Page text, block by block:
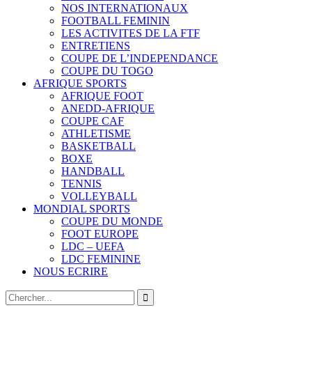
NOS INTERNATIONAUX
FOOTBALL FEMININ
LES ACTIVITES DE LA FTF
ENTRETIENS
COUPE DE L’INDEPENDANCE
COUPE DU TOGO
AFRIQUE SPORTS
AFRIQUE FOOT
ANEDD-AFRIQUE
COUPE CAF
ATHLETISME
BASKETBALL
BOXE
HANDBALL
TENNIS
VOLLEYBALL
MONDIAL SPORTS
COUPE DU MONDE
FOOT EUROPE
LDC – UEFA
LDC FEMININE
NOUS ECRIRE